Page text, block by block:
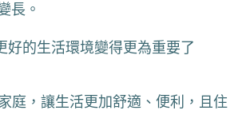
長。
好的生活環境變得更為重要了
庭，讓生活更加舒適、便利，且住